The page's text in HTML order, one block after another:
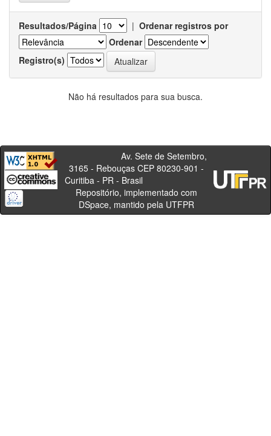
Resultados/Página | Ordenar registros por
Ordenar
Registro(s)
Não há resultados para sua busca.
Av. Sete de Setembro,
3165 - Rebouças CEP 80230-901 -
Curitiba - PR - Brasil
Repositório, implementado com
DSpace, mantido pela UTFPR